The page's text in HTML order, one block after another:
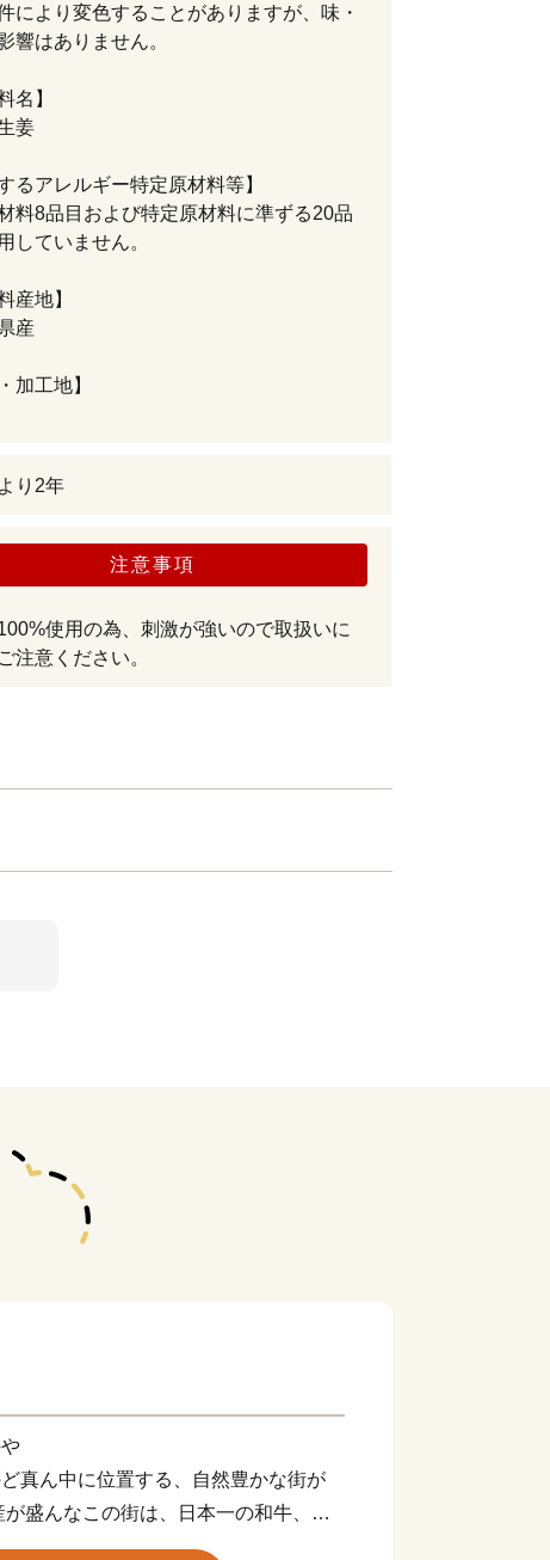
により変色することがありますが、味・
響はありません。
名】
姜
るアレルギー特定原材料等】
料8品目および特定原材料に準ずる20品
していません。
産地】
産
加工地】
り2年
注意事項
使用の為、刺激が強いので取扱いに
注意ください。
真ん中に位置する、自然豊かな街が
が盛んなこの街は、日本一の和牛、生
ど、「おいしい」ふるさと納税の返礼